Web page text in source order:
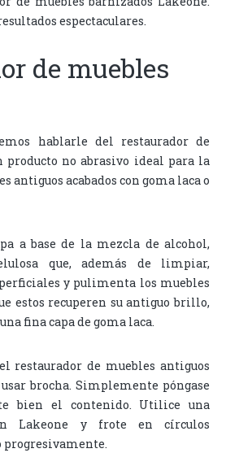
espectaculares.
de muebles
hablarle del restaurador de
producto no abrasivo ideal para la
antiguos acabados con goma laca o
a base de la mezcla de alcohol,
que, además de limpiar,
y pulimenta los muebles
estos recuperen su antiguo brillo,
fina capa de goma laca.
restaurador de muebles antiguos
brocha. Simplemente póngase
bien el contenido. Utilice una
Lakeone y frote en círculos